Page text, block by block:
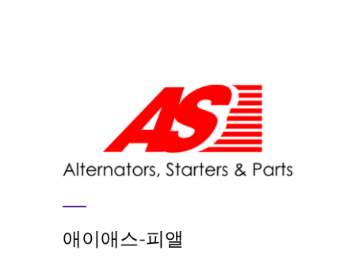
애이애스-피앨